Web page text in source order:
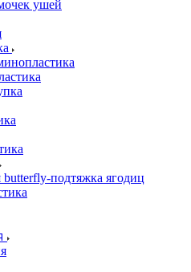
ушей
подтяжка ягодиц